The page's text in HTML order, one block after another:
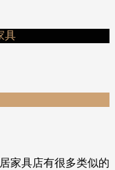
具
家具店有很多类似的